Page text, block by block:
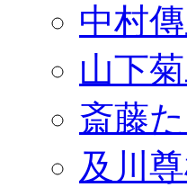
中村
山下
斎藤
及川